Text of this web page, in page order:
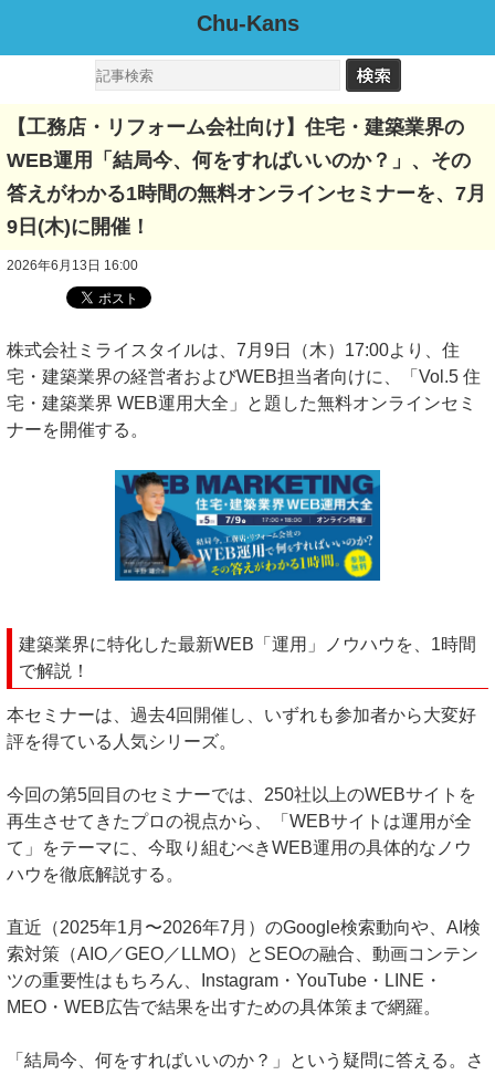
Chu-Kans
【工務店・リフォーム会社向け】住宅・建築業界の
WEB運用「結局今、何をすればいいのか？」、その
答えがわかる1時間の無料オンラインセミナーを、7月
9日(木)に開催！
2026年6月13日 16:00
株式会社ミライスタイルは、7月9日（木）17:00より、住
宅・建築業界の経営者およびWEB担当者向けに、「Vol.5 住
宅・建築業界 WEB運用大全」と題した無料オンラインセミ
ナーを開催する。
建築業界に特化した最新WEB「運用」ノウハウを、1時間
で解説！
本セミナーは、過去4回開催し、いずれも参加者から大変好
評を得ている人気シリーズ。
今回の第5回目のセミナーでは、250社以上のWEBサイトを
再生させてきたプロの視点から、「WEBサイトは運用が全
て」をテーマに、今取り組むべきWEB運用の具体的なノウ
ハウを徹底解説する。
直近（2025年1月〜2026年7月）のGoogle検索動向や、AI検
索対策（AIO／GEO／LLMO）とSEOの融合、動画コンテン
ツの重要性はもちろん、Instagram・YouTube・LINE・
MEO・WEB広告で結果を出すための具体策まで網羅。
「結局今、何をすればいいのか？」という疑問に答える。さ